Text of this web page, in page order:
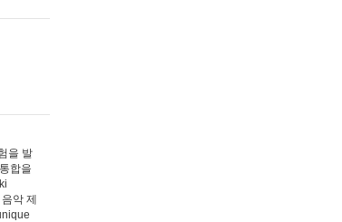
을 발
합을
악 제